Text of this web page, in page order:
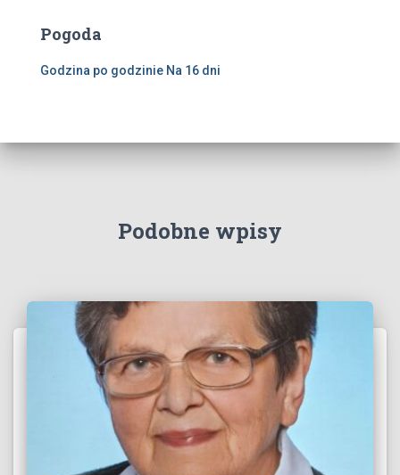
Pogoda
Godzina po godzinie Na 16 dni
Podobne wpisy